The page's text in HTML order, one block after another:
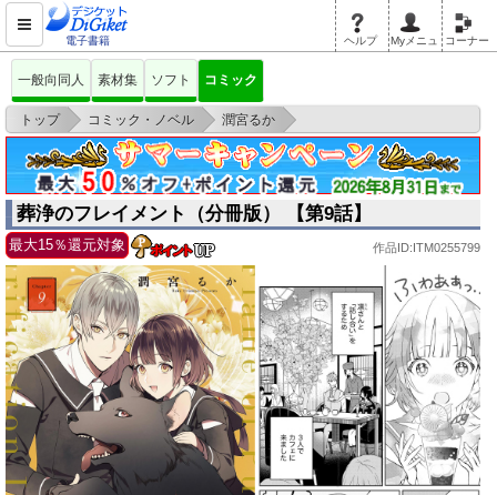
電子書籍 ヘルプ Myメニュ コーナー
一般向同人 素材集 ソフト コミック
トップ > コミック・ノベル > 潤宮るか
>
葬浄のフレイメント（分冊版） 【第9話】
葬浄のフレイメント（分冊版） 【第9話】
最大15％還元対象 作品ID:ITM0255799